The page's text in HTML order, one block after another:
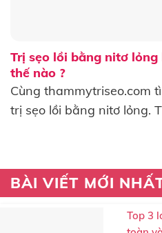
Trị sẹo lồi bằng nitơ
thế nào ?
Cùng thammytriseo.com
trị sẹo lồi bằng nitơ lỏng.
BÀI VIẾT MỚI
Top 3